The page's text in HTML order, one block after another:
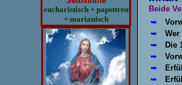
eucharistisch + papsttreu
+ marianisch
Beide
➥
➥
Wer
➥
Die
➥
➥
➥